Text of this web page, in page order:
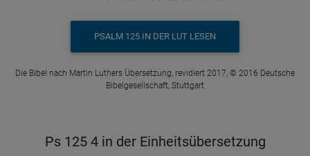
PSALM 125 IN DER LUT LESEN
Die Bibel nach Martin Luthers Übersetzung, revidiert 2017, © 2016 Deutsche
Bibelgesellschaft, Stuttgart
Ps 125 4 in der Einheitsübersetzung